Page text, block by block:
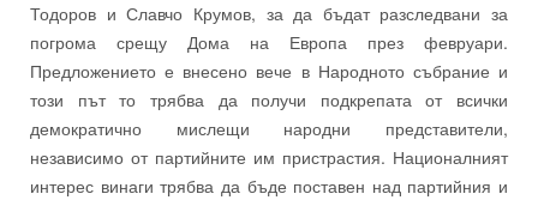
Тодоров и Славчо Крумов, за да бъдат разследвани за
погрома срещу Дома на Европа през февруари.
Предложението е внесено вече в Народното събрание и
този път то трябва да получи подкрепата от всички
демократично мислещи народни представители,
независимо от партийните им пристрастия. Националният
интерес винаги трябва да бъде поставен над партийния и